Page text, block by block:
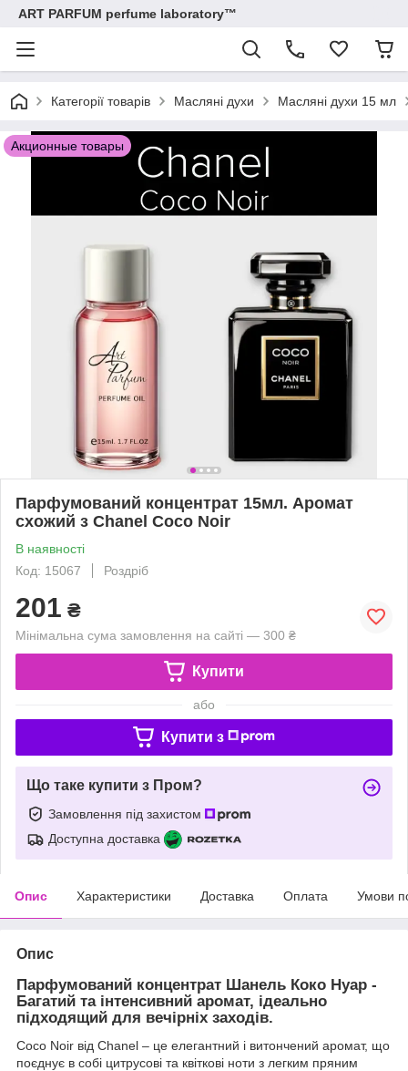
ART PARFUM perfume laboratory™
Категорії товарів Масляні духи Масляні духи 15 мл
Акционные товары
Парфумований концентрат 15мл. Аромат
схожий з Chanel Coco Noir
В наявності
Код: 15067
Роздріб
201 ₴
Мінімальна сума замовлення на сайті — 300 ₴
Купити
або
Купити з
Що таке купити з Пром?
Замовлення під захистом
Доступна доставка
Опис Характеристики Доставка Оплата Умови
Опис
Парфумований концентрат Шанель Коко Нуар -
Багатий та інтенсивний аромат, ідеально
підходящий для вечірніх заходів.
Coco Noir від Chanel – це елегантний і витончений аромат, що
поєднує в собі цитрусові та квіткові ноти з легким пряним